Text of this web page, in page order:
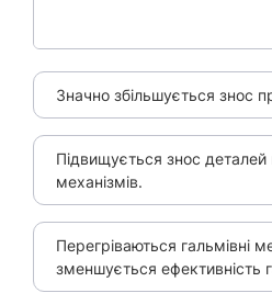
Значно збільшується знос
Підвищується знос деталей
механізмів.
Перегріваються гальмівні
зменшується ефективність